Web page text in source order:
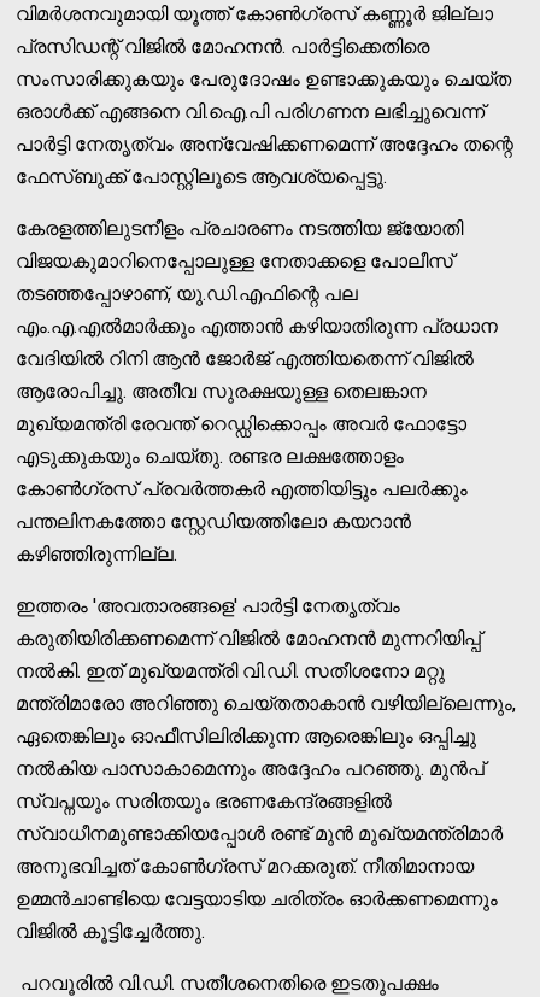
വിമർശനവുമായി യൂത്ത് കോൺഗ്രസ് കണ്ണൂർ ജില്ലാ
പ്രസിഡന്റ് വിജിൽ മോഹനൻ. പാർട്ടിക്കെതിരെ
സംസാരിക്കുകയും പേരുദോഷം ഉണ്ടാക്കുകയും ചെയ്ത
ഒരാൾക്ക് എങ്ങനെ വി.ഐ.പി പരിഗണന ലഭിച്ചുവെന്ന്
പാർട്ടി നേതൃത്വം അന്വേഷിക്കണമെന്ന് അദ്ദേഹം തന്റെ
ഫേസ്ബുക്ക് പോസ്റ്റിലൂടെ ആവശ്യപ്പെട്ടു.
കേരളത്തിലുടനീളം പ്രചാരണം നടത്തിയ ജ്യോതി
വിജയകുമാറിനെപ്പോലുള്ള നേതാക്കളെ പോലീസ്
തടഞ്ഞപ്പോഴാണ്, യു.ഡി.എഫിന്റെ പല
എം.എ.എൽമാർക്കും എത്താൻ കഴിയാതിരുന്ന പ്രധാന
വേദിയിൽ റിനി ആൻ ജോർജ് എത്തിയതെന്ന് വിജിൽ
ആരോപിച്ചു. അതീവ സുരക്ഷയുള്ള തെലങ്കാന
മുഖ്യമന്ത്രി രേവന്ത് റെഡ്ഡിക്കൊപ്പം അവർ ഫോട്ടോ
എടുക്കുകയും ചെയ്തു. രണ്ടര ലക്ഷത്തോളം
കോൺഗ്രസ് പ്രവർത്തകർ എത്തിയിട്ടും പലർക്കും
പന്തലിനകത്തോ സ്റ്റേഡിയത്തിലോ കയറാൻ
കഴിഞ്ഞിരുന്നില്ല.
ഇത്തരം 'അവതാരങ്ങളെ' പാർട്ടി നേതൃത്വം
കരുതിയിരിക്കണമെന്ന് വിജിൽ മോഹനൻ മുന്നറിയിപ്പ്
നൽകി. ഇത് മുഖ്യമന്ത്രി വി.ഡി. സതീശനോ മറ്റു
മന്ത്രിമാരോ അറിഞ്ഞു ചെയ്തതാകാൻ വഴിയില്ലെന്നും,
ഏതെങ്കിലും ഓഫീസിലിരിക്കുന്ന ആരെങ്കിലും ഒപ്പിച്ചു
നൽകിയ പാസാകാമെന്നും അദ്ദേഹം പറഞ്ഞു. മുൻപ്
സ്വപ്നയും സരിതയും ഭരണകേന്ദ്രങ്ങളിൽ
സ്വാധീനമുണ്ടാക്കിയപ്പോൾ രണ്ട് മുൻ മുഖ്യമന്ത്രിമാർ
അനുഭവിച്ചത് കോൺഗ്രസ് മറക്കരുത്. നീതിമാനായ
ഉമ്മൻചാണ്ടിയെ വേട്ടയാടിയ ചരിത്രം ഓർക്കണമെന്നും
വിജിൽ കൂട്ടിച്ചേർത്തു.
പറവൂരിൽ വി.ഡി. സതീശനെതിരെ ഇടതുപക്ഷം